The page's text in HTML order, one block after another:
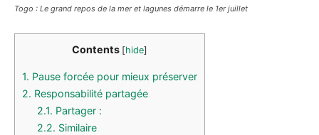
Togo : Le grand repos de la mer et lagunes démarre le 1er juillet
Contents [hide]
1. Pause forcée pour mieux préserver
2. Responsabilité partagée
2.1. Partager :
2.2. Similaire